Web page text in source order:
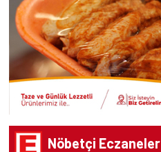
Nöbetçi Eczaneler